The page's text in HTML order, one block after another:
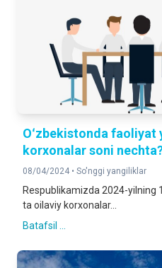
Oʻzbekistonda
korxonalar soni
08/04/2024 • So'nggi yangiliklar
Respublikamizda 2024-yilning
ta oilaviy korxonalar...
Batafsil ...